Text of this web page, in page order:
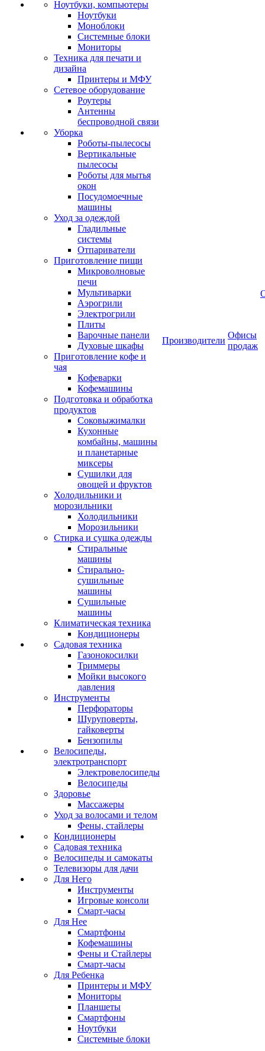
Ноутбуки, компьютеры
Ноутбуки
Моноблоки
Системные блоки
Мониторы
Техника для печати и
дизайна
Принтеры и МФУ
Сетевое оборудование
Роутеры
Антенны
беспроводной связи
Уборка
Роботы-пылесосы
Вертикальные
пылесосы
Роботы для мытья
окон
Посудомоечные
машины
Уход за одеждой
Гладильные
системы
Отпариватели
Приготовление пищи
Микроволновые
печи
Мультиварки
Аэрогрили
Электрогрили
Плиты
Варочные панели
Духовые шкафы
Приготовление кофе и
чая
Кофеварки
Кофемашины
Подготовка и обработка
продуктов
Соковыжималки
Кухонные
комбайны, машины
и планетарные
миксеры
Сушилки для
овощей и фруктов
Холодильники и
морозильники
Холодильники
Морозильники
Стирка и сушка одежды
Стиральные
машины
Стирально-
сушильные
машины
Сушильные
машины
Климатическая техника
Кондиционеры
Садовая техника
Газонокосилки
Триммеры
Мойки высокого
давления
Инструменты
Перфораторы
Шуруповерты,
гайковерты
Бензопилы
Велосипеды,
электротранспорт
Электровелосипеды
Велосипеды
Здоровье
Массажеры
Уход за волосами и телом
Фены, стайлеры
Кондиционеры
Садовая техника
Велосипеды и самокаты
Телевизоры для дачи
Для Него
Инструменты
Игровые консоли
Смарт-часы
Для Нее
Смартфоны
Кофемашины
Фены и Стайлеры
Смарт-часы
Для Ребенка
Принтеры и МФУ
Мониторы
Планшеты
Смартфоны
Ноутбуки
Системные блоки
Производители
Офисы
продаж